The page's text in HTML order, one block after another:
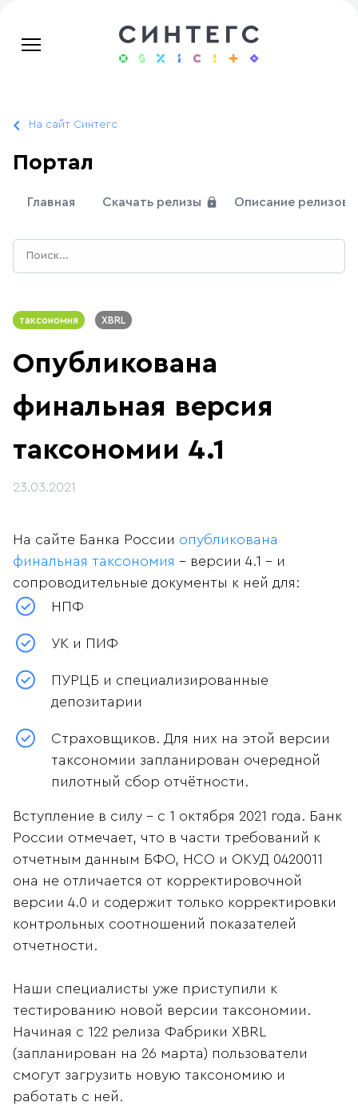
На сайт Синтегс
Портал
Главная Скачать релизы Описание релизов
таксономия XBRL
Опубликована
финальная версия
таксономии 4.1
23.03.2021
На сайте Банка России опубликована
финальная таксономия – версии 4.1 – и
сопроводительные документы к ней для:
НПФ
УК и ПИФ
ПУРЦБ и специализированные
депозитарии
Страховщиков. Для них на этой версии
таксономии запланирован очередной
пилотный сбор отчётности.
Вступление в силу - с 1 октября 2021 года. Банк
России отмечает, что в части требований к
отчетным данным БФО, НСО и ОКУД 0420011
она не отличается от корректировочной
версии 4.0 и содержит только корректировки
контрольных соотношений показателей
отчетности.
Наши специалисты уже приступили к
тестированию новой версии таксономии.
Начиная с 122 релиза Фабрики XBRL
(запланирован на 26 марта) пользователи
смогут загрузить новую таксономию и
работать с ней.